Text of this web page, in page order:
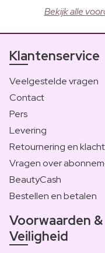
Bekijk alle
Klantenservice
Veelgestelde vragen
Contact
Pers
Levering
Retournering en
Vragen over
BeautyCash
Bestellen en betalen
Voorwaarden &
Veiligheid